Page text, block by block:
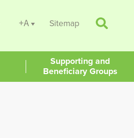
+A Sitemap
Supporting and
Beneficiary Groups